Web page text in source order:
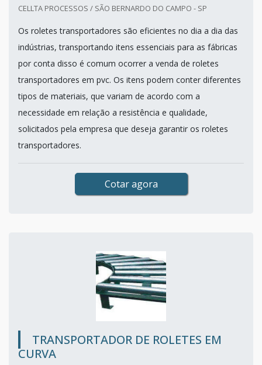
CELLTA PROCESSOS / SÃO BERNARDO DO CAMPO - SP
Os roletes transportadores são eficientes no dia a dia das
indústrias, transportando itens essenciais para as fábricas
por conta disso é comum ocorrer a venda de roletes
transportadores em pvc. Os itens podem conter diferentes
tipos de materiais, que variam de acordo com a
necessidade em relação a resistência e qualidade,
solicitados pela empresa que deseja garantir os roletes
transportadores.
Cotar agora
TRANSPORTADOR DE ROLETES EM
CURVA